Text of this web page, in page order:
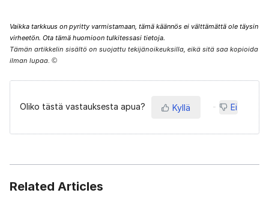
Vaikka tarkkuus on pyritty varmistamaan, tämä käännös ei välttämättä ole täysin
virheetön. Ota tämä huomioon tulkitessasi tietoja.
Tämän artikkelin sisältö on suojattu tekijänoikeuksilla, eikä sitä saa kopioida
ilman lupaa. ©
Oliko tästä vastauksesta apua? Kyllä Ei
Related Articles